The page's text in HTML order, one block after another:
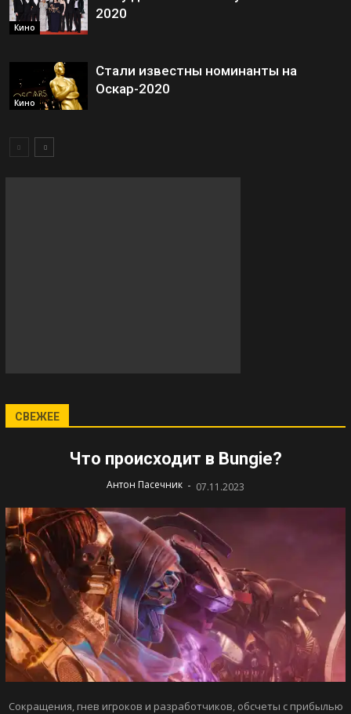
Кино
2020
Кино
Стали известны номинанты на
Оскар-2020
СВЕЖЕЕ
Что происходит в Bungie?
Антон Пасечник - 07.11.2023
Сокращения, гнев игроков и разработчиков, обсчеты с прибылью